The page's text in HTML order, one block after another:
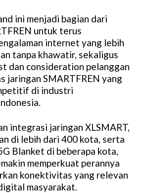
ini menjadi bagian dari
untuk terus
internet yang lebih
tanpa khawatir, sekaligus
dan consideration pelanggan
jaringan SMARTFREN yang
di industri
integrasi jaringan XLSMART,
di lebih dari 400 kota, serta
Blanket di beberapa kota,
memperkuat perannya
konektivitas yang relevan
masyarakat.